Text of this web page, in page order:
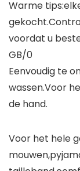
Warme
voordat u
GB/0
Eenvoudig te
wassen.Voor
de hand.
Voor het hele